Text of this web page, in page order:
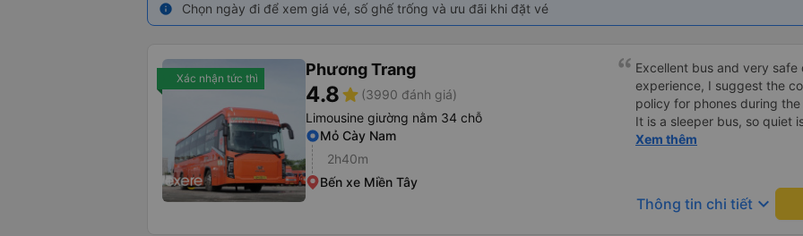
info Chọn ngày đi để xem giá vé, số ghế trống và ưu đãi khi đặt vé
Xác nhận tức thì Phương Trang
4.8star (3990 đánh giá)
Limousine giường nằm 34 chỗ
Mỏ Cày Nam
2h40m
Bến xe Miền Tây
Excellent bus and very
experience, I suggest the
policy for phones during
It is a sleeper bus, so quiet
Wi-Fi password clearly
hơn, tôi góp ý nhà xe nên
lặng (tắt âm thanh điện
Xem thêm
Thông tin chi tiết keyboard_arrow_down